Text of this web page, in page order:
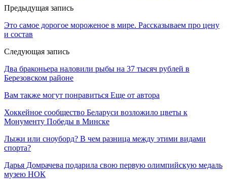
Предыдущая запись
Это самое дорогое мороженое в мире. Рассказываем про цену
и состав
Следующая запись
Два браконьера наловили рыбы на 37 тысяч рублей в
Березовском районе
Вам также могут понравиться Еще от автора
Хоккейное сообщество Беларуси возложило цветы к
Монументу Победы в Минске
Лыжи или сноуборд? В чем разница между этими видами
спорта?
Дарья Домрачева подарила свою первую олимпийскую медаль
музею НОК